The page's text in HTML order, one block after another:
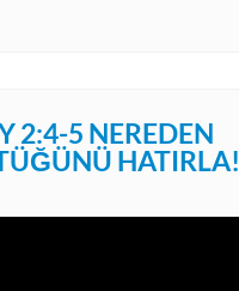
2:4-5 NEREDEN
HATIRLA!